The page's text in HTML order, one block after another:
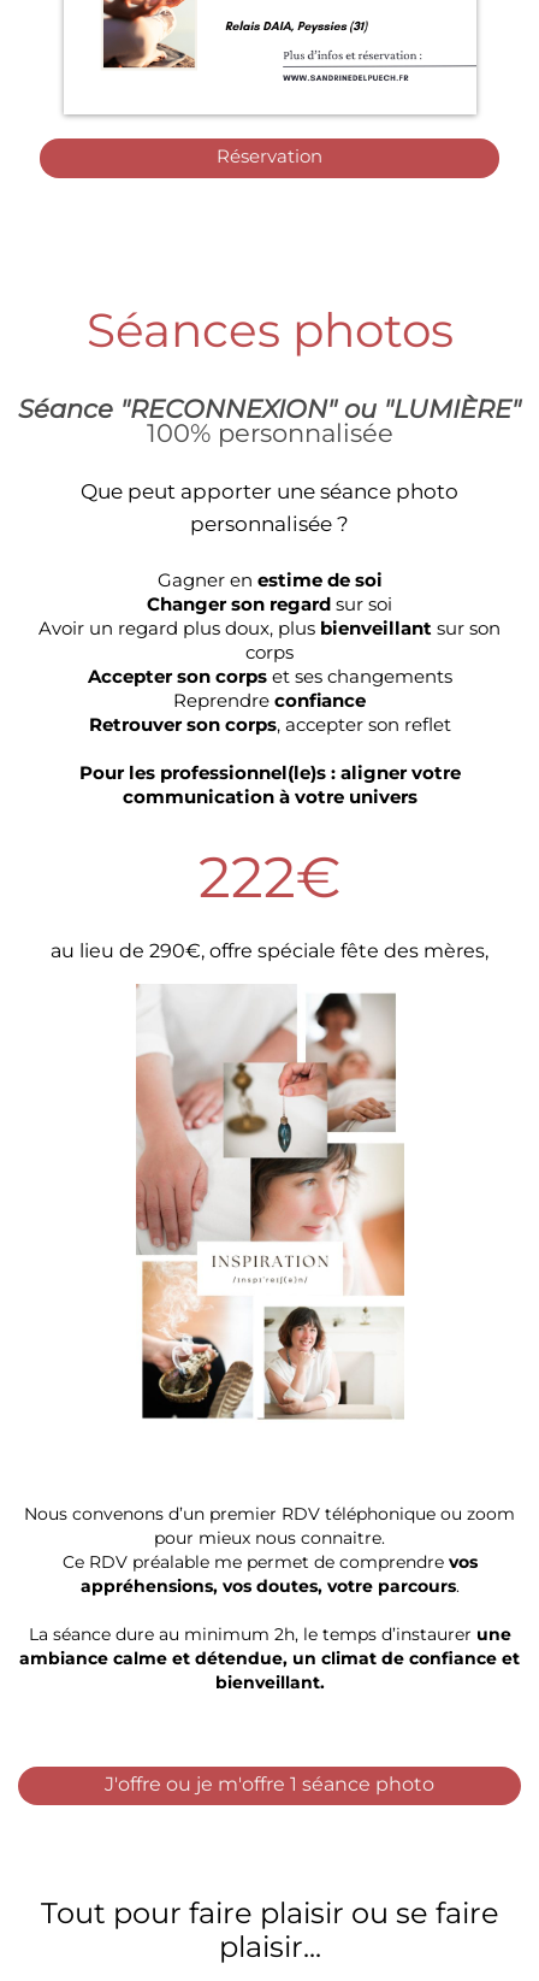
Réservation
Séances photos
Séance "RECONNEXION" ou "LUMIÈRE"
100% personnalisée
Que peut apporter une séance photo
personnalisée ?
Gagner en estime de soi
Changer son regard sur soi
Avoir un regard plus doux, plus bienveillant sur son
corps
Accepter son corps et ses changements
Reprendre confiance
Retrouver son corps, accepter son reflet
Pour les professionnel(le)s : aligner votre
communication à votre univers
222€
au lieu de 290€, offre spéciale fête des mères,
Nous convenons d’un premier RDV téléphonique ou zoom
pour mieux nous connaitre.
Ce RDV préalable me permet de comprendre vos
appréhensions, vos doutes, votre parcours.
La séance dure au minimum 2h, le temps d’instaurer une
ambiance calme et détendue, un climat de confiance et
bienveillant.
J'offre ou je m'offre 1 séance photo
Tout pour faire plaisir ou se faire
plaisir...